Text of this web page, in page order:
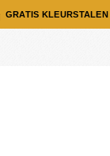
GRATIS KLEURSTALEN